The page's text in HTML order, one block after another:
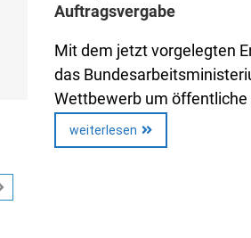
Auftragsvergabe
Mit dem jetzt vorgelegten
das
Wettbewerb um
weiterlesen